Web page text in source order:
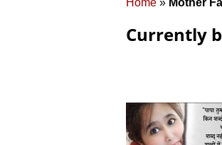
Home » Mother
Currently